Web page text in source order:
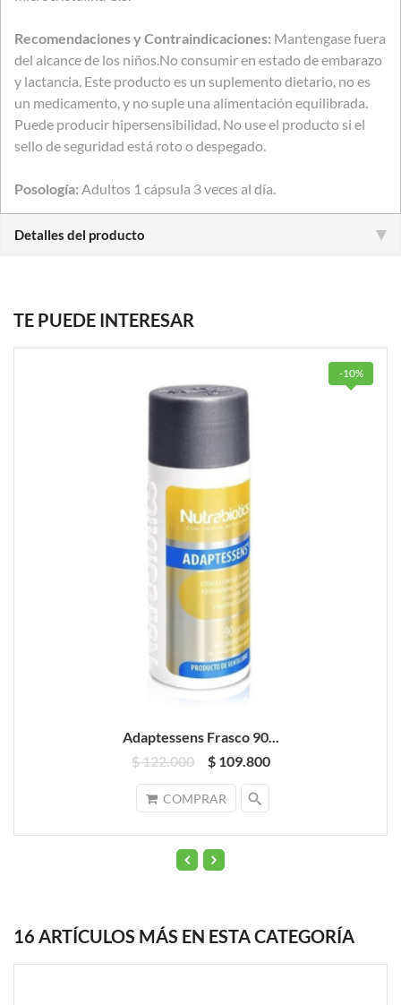
Recomendaciones y Contraindicaciones: Mantengase fuera
del alcance de los niños.No consumir en estado de embarazo
y lactancia. Este producto es un suplemento dietario, no es
un medicamento, y no suple una alimentación equilibrada.
Puede producir hipersensibilidad. No use el producto si el
sello de seguridad está roto o despegado.
Posología: Adultos 1 cápsula 3 veces al día.
Detalles del producto
TE PUEDE INTERESAR
Adaptessens Frasco 90...
$ 122.000
$ 109.800
COMPRAR search
-10%
16 ARTÍCULOS MÁS EN ESTA CATEGORÍA